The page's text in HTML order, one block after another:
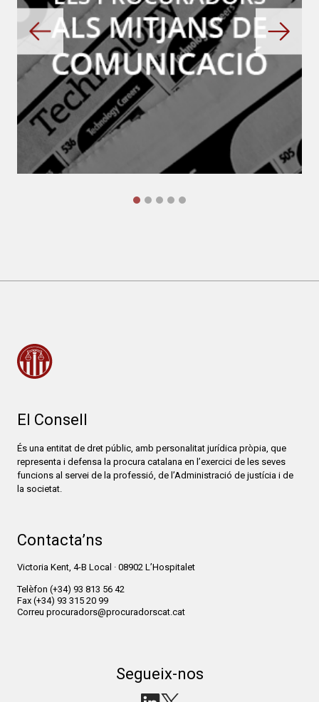
El Consell
És una entitat de dret públic, amb personalitat jurídica pròpia, que
representa i defensa la procura catalana en l’exercici de les seves
funcions al servei de la professió, de l’Administració de justícia i de
la societat.
Contacta’ns
Victoria Kent, 4-B Local · 08902 L’Hospitalet
Telèfon (+34) 93 813 56 42
Fax (+34) 93 315 20 99
Correu procuradors@procuradorscat.cat
Segueix-nos